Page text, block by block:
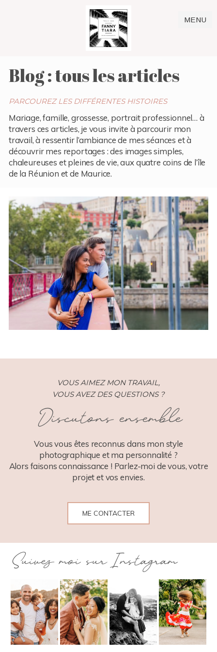
MENU
Blog : tous les articles
PARCOUREZ LES DIFFÉRENTES HISTOIRES
Mariage, famille, grossesse, portrait professionnel… à
travers ces articles, je vous invite à parcourir mon
travail, à ressentir l’ambiance de mes séances et à
découvrir mes reportages : des images simples,
chaleureuses et pleines de vie, aux quatre coins de l’île
de la Réunion et de Maurice.
Engagement – Pascale et Djo –
Lyon (69)
VOUS AIMEZ MON TRAVAIL,
VOUS AVEZ DES QUESTIONS ?
Discutons ensemble
Vous vous êtes reconnus dans mon style
photographique et ma personnalité ?
Alors faisons connaissance ! Parlez-moi de vous, votre
projet et vos envies.
ME CONTACTER
Suivez moi sur Instagram